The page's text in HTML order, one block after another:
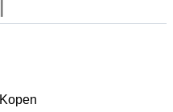
Kopen